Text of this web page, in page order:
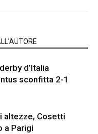
d’Italia
sconfitta 2-1
altezze, Cosetti
a Parigi